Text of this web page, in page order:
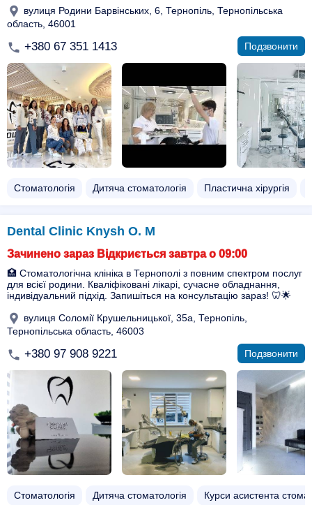
вулиця Родини Барвінських, 6, Тернопіль, Тернопільська
область, 46001
+380 67 351 1413 Подзвонити
Стоматологія Дитяча стоматологія Пластична хірургія
Dental Clinic Knysh O. M
Зачинено зараз Відкриється завтра о 09:00
🏥 Стоматологічна клініка в Тернополі з повним спектром послуг
для всієї родини. Кваліфіковані лікарі, сучасне обладнання,
індивідуальний підхід. Запишіться на консультацію зараз! 🦷🌟
вулиця Соломії Крушельницької, 35а, Тернопіль,
Тернопільська область, 46003
+380 97 908 9221 Подзвонити
Стоматологія Дитяча стоматологія Курси асистента